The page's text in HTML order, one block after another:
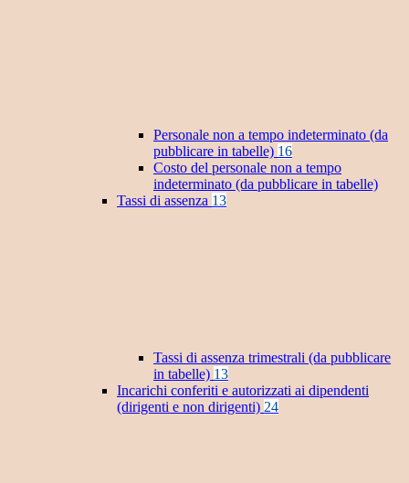
Personale non a tempo indeterminato (da
pubblicare in tabelle) 16
Costo del personale non a tempo
indeterminato (da pubblicare in tabelle)
Tassi di assenza 13
Tassi di assenza trimestrali (da pubblicare
in tabelle) 13
Incarichi conferiti e autorizzati ai dipendenti
(dirigenti e non dirigenti) 24